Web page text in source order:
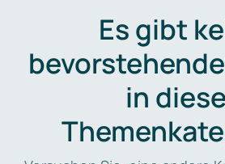
Es gibt
in